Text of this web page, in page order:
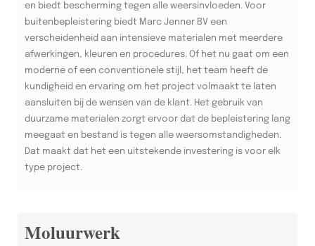
en biedt bescherming tegen alle weersinvloeden. Voor
buitenbepleistering biedt Marc Jenner BV een
verscheidenheid aan intensieve materialen met meerdere
afwerkingen, kleuren en procedures. Of het nu gaat om een
moderne of een conventionele stijl, het team heeft de
kundigheid en ervaring om het project volmaakt te laten
aansluiten bij de wensen van de klant. Het gebruik van
duurzame materialen zorgt ervoor dat de bepleistering lang
meegaat en bestand is tegen alle weersomstandigheden.
Dat maakt dat het een uitstekende investering is voor elk
type project.
Moluurwerk